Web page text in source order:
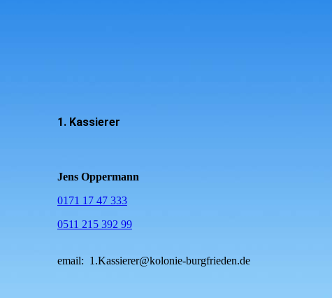
1. Kassierer
Jens Oppermann
0171 17 47 333
0511 215 392 99
email: 1.Kassierer@kolonie-burgfrieden.de